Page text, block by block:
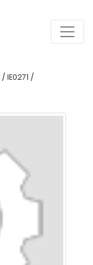
/ IE0271 /